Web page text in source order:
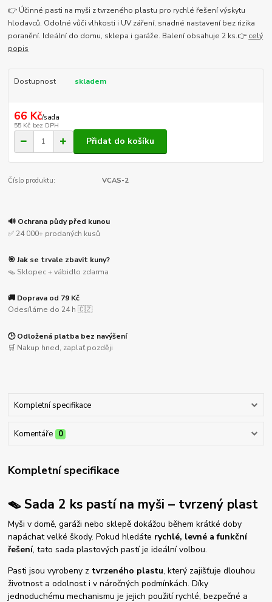
👉 Účinné pasti na myši z tvrzeného plastu pro rychlé řešení výskytu
hlodavců. Odolné vůči vlhkosti i UV záření, snadné nastavení bez rizika
poranění. Ideální do domu, sklepa i garáže. Balení obsahuje 2 ks.👉 celý
popis
Dostupnost skladem
66 Kč/sada
55 Kč bez DPH
Přidat do košíku
Číslo produktu: VCAS-2
🔊 Ochrana půdy před kunou
✅ 24 000+ prodaných kusů
🎯 Jak se trvale zbavit kuny?
🪤 Sklopec + vábidlo zdarma
🚚 Doprava od 79 Kč
Odesíláme do 24 h 🇨🇿
🕒 Odložená platba bez navýšení
🛒 Nakup hned, zaplať později
Kompletní specifikace
Komentáře 0
Kompletní specifikace
🪤 Sada 2 ks pastí na myši – tvrzený plast
Myši v domě, garáži nebo sklepě dokážou během krátké doby
napáchat velké škody. Pokud hledáte rychlé, levné a funkční
řešení, tato sada plastových pastí je ideální volbou.
Pasti jsou vyrobeny z tvrzeného plastu, který zajišťuje dlouhou
životnost a odolnost i v náročných podmínkách. Díky
jednoduchému mechanismu je jejich použití rychlé, bezpečné a